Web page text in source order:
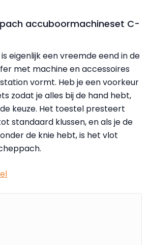
accuboormachineset C-
eigenlijk een vreemde eend in de
met machine en accessoires
vormt. Heb je een voorkeur
zodat je alles bij de hand hebt,
keuze. Het toestel presteert
standaard klussen, en als je de
de knie hebt, is het vlot